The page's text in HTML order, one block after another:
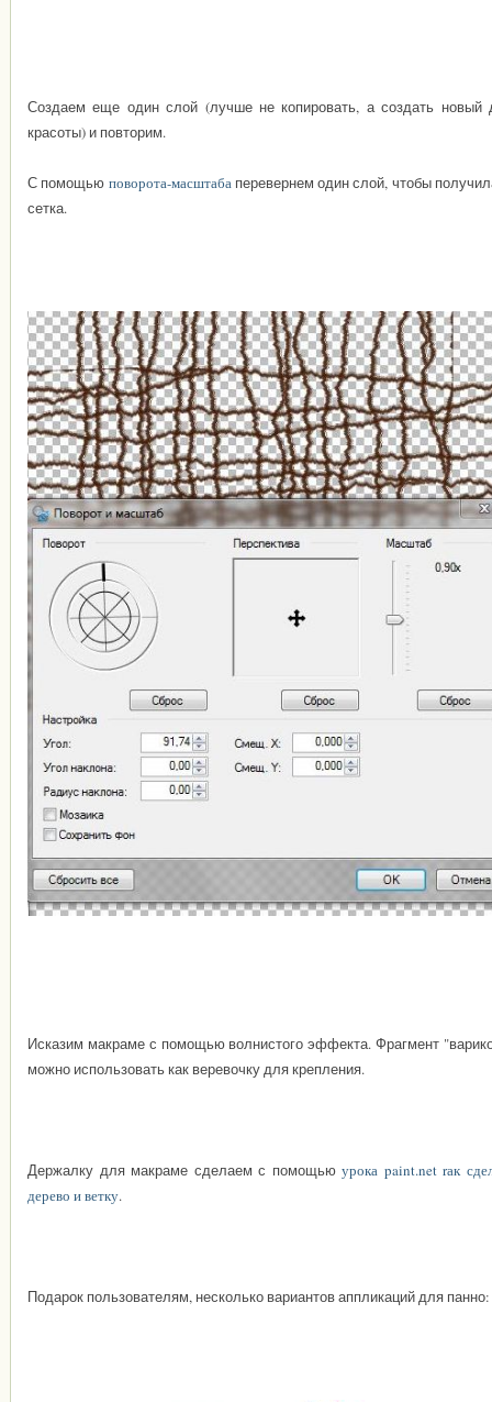
Создаем еще один слой (лучше не копировать, а создать новый
красоты) и повторим.
С помощью поворота-масштабаперевернем один слой, чтобы
сетка.
Исказим макраме с помощью волнистого эффекта. Фрагмент
можно использовать как веревочку для крепления.
Держалку для макраме сделаем с помощьюурока paint.net rак
дерево и ветку.
Подарок пользователям, несколько вариантов аппликаций для панно: